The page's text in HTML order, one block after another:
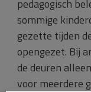
pedagogisch
sommige
gezette tijden
opengezet. Bij
de deuren
voor meerdere